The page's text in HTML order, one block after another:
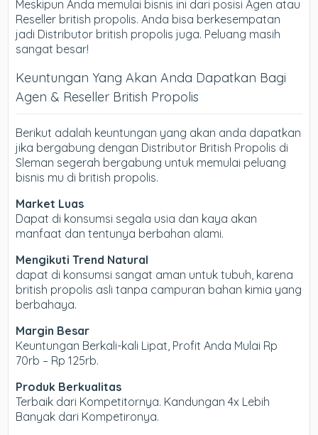
Meskipun Anda memulai bisnis ini dari posisi Agen atau
Reseller british propolis. Anda bisa berkesempatan
jadi Distributor british propolis juga. Peluang masih
sangat besar!
Keuntungan Yang Akan Anda Dapatkan Bagi
Agen & Reseller British Propolis
Berikut adalah keuntungan yang akan anda dapatkan
jika bergabung dengan Distributor British Propolis di
Sleman segerah bergabung untuk memulai peluang
bisnis mu di british propolis.
Market Luas
Dapat di konsumsi segala usia dan kaya akan
manfaat dan tentunya berbahan alami.
Mengikuti Trend Natural
dapat di konsumsi sangat aman untuk tubuh, karena
british propolis asli tanpa campuran bahan kimia yang
berbahaya.
Margin Besar
Keuntungan Berkali-kali Lipat, Profit Anda Mulai Rp
70rb – Rp 125rb.
Produk Berkualitas
Terbaik dari Kompetitornya. Kandungan 4x Lebih
Banyak dari Kompetironya.